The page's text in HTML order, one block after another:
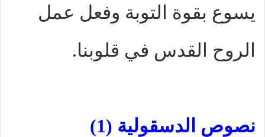
يسوع بقوة التوبة وفعل عمل
الروح القدس في قلوبنا.
نصوص الدسقولية (1)